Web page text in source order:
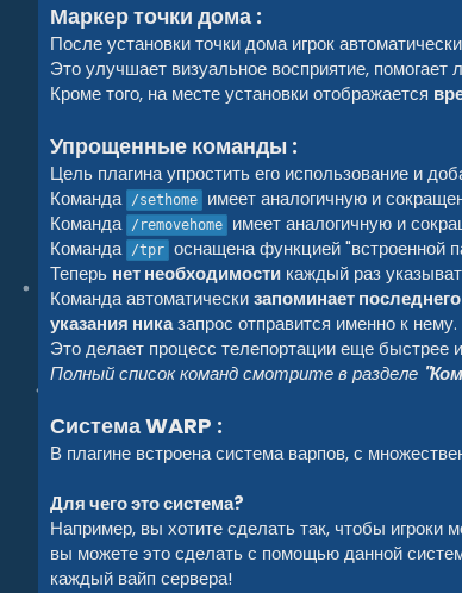
Маркер точки дома :
После установки точки дома игрок
Это улучшает визуальное восприятие,
Кроме того, на месте установки отображается
Упрощенные команды :
Цель плагина упростить его использование и
Команда /sethome имеет аналогичную и
Команда /removehome имеет аналогичную и
Команда /tpr оснащена функцией "встроенной
Теперь нет необходимости каждый раз
Команда автоматическизапоминает
указания никазапрос отправится именно к нему.
Это делает процесс телепортации еще быстрее
Полный список команд смотрите в разделе
Система WARP :
В плагине встроена система варпов, с
Для чего это система?
Например, вы хотите сделать так, чтобы игроки
вы можете это сделать с помощью данной
каждый вайп сервера!